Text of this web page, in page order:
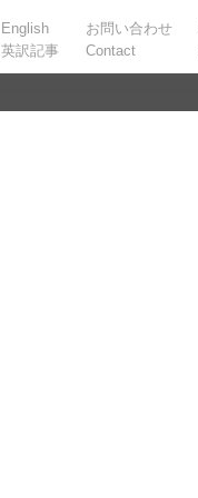
English
英訳記事
お問い合わせ
Contact